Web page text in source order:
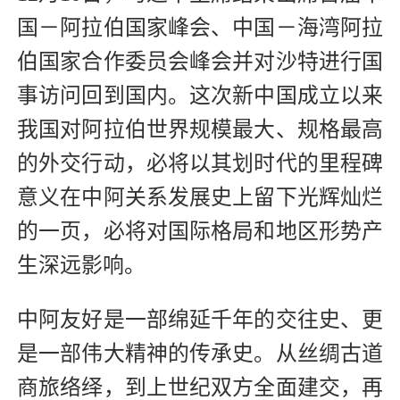
国－阿拉伯国家峰会、中国－海湾阿拉
伯国家合作委员会峰会并对沙特进行国
事访问回到国内。这次新中国成立以来
我国对阿拉伯世界规模最大、规格最高
的外交行动，必将以其划时代的里程碑
意义在中阿关系发展史上留下光辉灿烂
的一页，必将对国际格局和地区形势产
生深远影响。
中阿友好是一部绵延千年的交往史、更
是一部伟大精神的传承史。从丝绸古道
商旅络绎，到上世纪双方全面建交，再